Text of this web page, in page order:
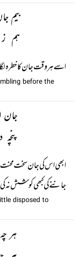
بیم
ہم
اسے ہر وقت جان کا خطرہ لگا
before the
جان
ابھی اس کی جان سخت
جاننے کی کبھی کوشش نہ
disposed to
ہر